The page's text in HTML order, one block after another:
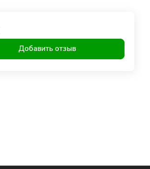
Добавить отзыв